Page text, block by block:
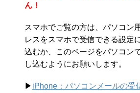
ん！
スマホでご覧の方は、パソコン
レスをスマホで受信できる設定
込むか、このページをパソコン
し込むようにお願いします。
▶︎ iPhone：パソコンメールの受